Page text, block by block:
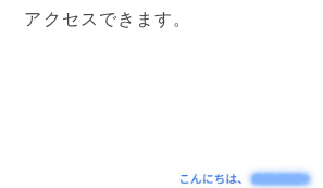
アクセスできます。